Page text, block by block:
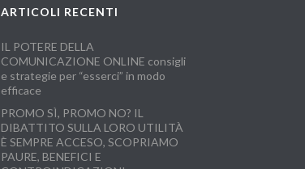
ARTICOLI RECENTI
IL POTERE DELLA
COMUNICAZIONE ONLINE consigli
e strategie per “esserci” in modo
efficace
PROMO SÌ, PROMO NO? IL
DIBATTITO SULLA LORO UTILITÀ
È SEMPRE ACCESO, SCOPRIAMO
PAURE, BENEFICI E